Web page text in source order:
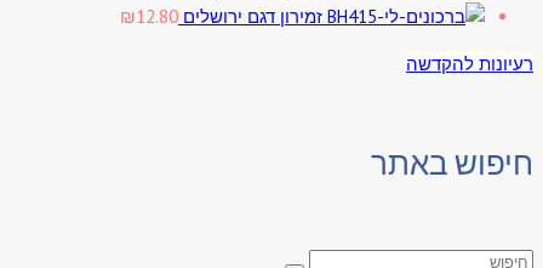
זמירון דגם ירושלים
₪12.80
רעיונות להקדשה
חיפוש באתר